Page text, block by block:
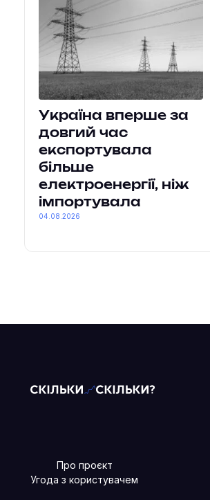
Україна вперше за
довгий час
експортувала
більше
електроенергії, ніж
імпортувала
04.08.2026
Про проєкт
Угода з користувачем